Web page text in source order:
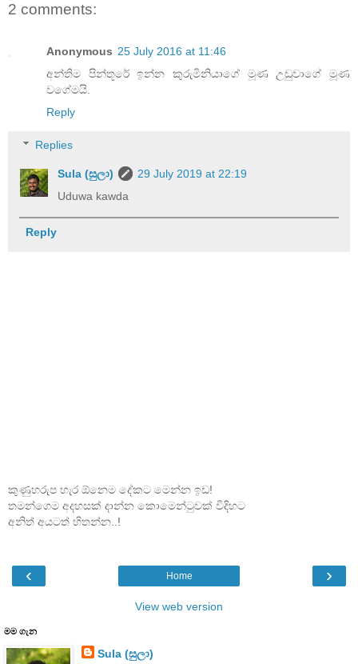
2 comments:
Anonymous 25 July 2016 at 11:46
අන්තිම පින්තූරේ ඉන්න කුරුමිනියාගේ මූණ උඩුවාගේ මූණ
වගේමයි.
Reply
Replies
Sula (සුලා)
29 July 2019 at 22:19
Uduwa kawda
Reply
කුණුහරුප හැර ඕනෙම දේකට මෙන්න ඉඩ!
තමන්ගෙම අදහසක් දාන්න කොමෙන්ටුවක් විදිහට
අනිත් අයටත් හිතන්න..!
‹ ›
Home
View web version
මම ගැන
Sula (සුලා)